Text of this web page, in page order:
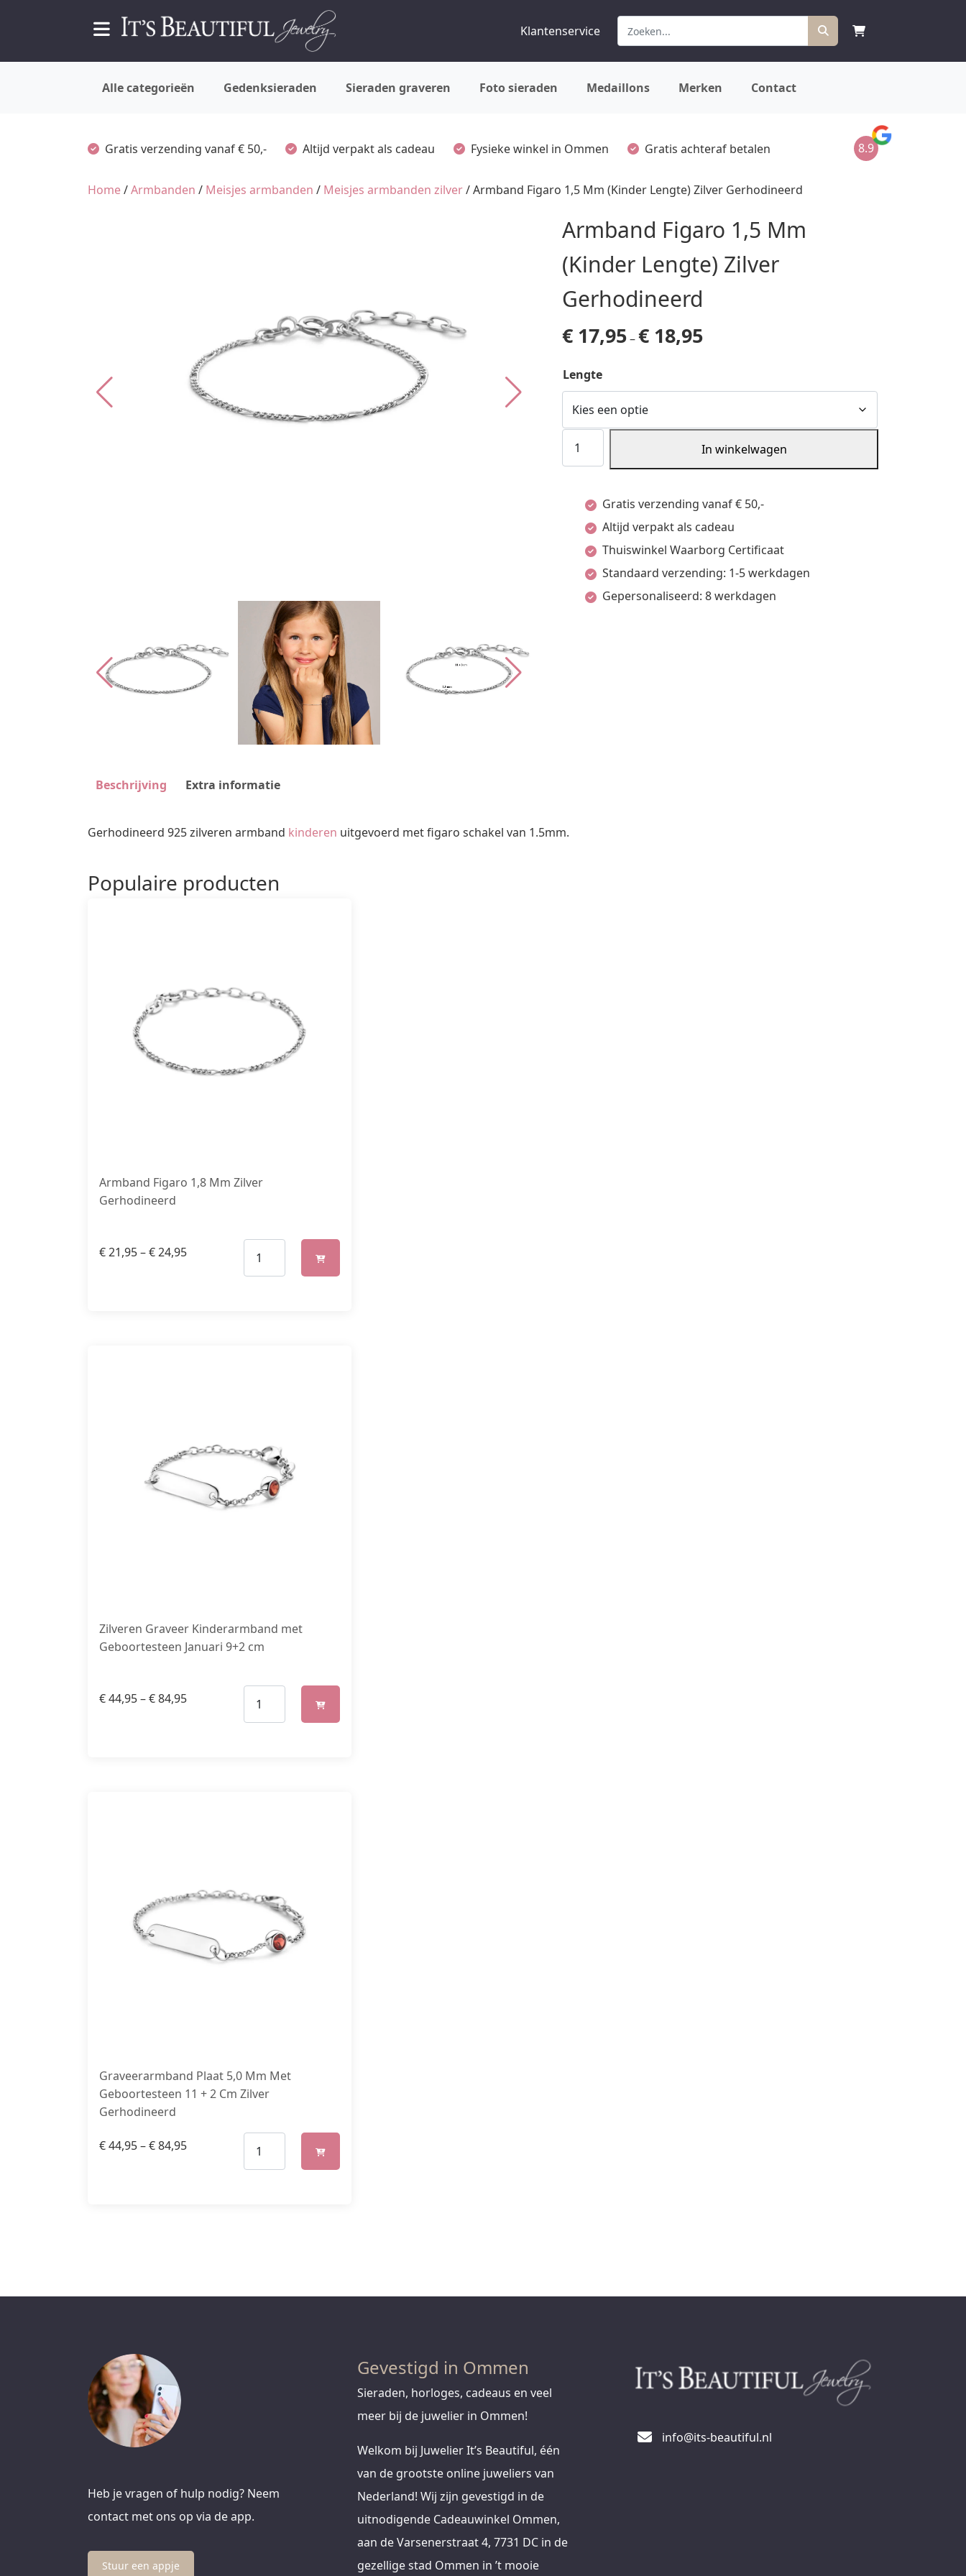
Klantenservice
Alle categorieën Gedenksieraden Sieraden graveren Foto sieraden Medaillons Merken Contact
Gratis verzending vanaf € 50,- Altijd verpakt als cadeau Fysieke winkel in Ommen Gratis achteraf betalen 8.9
Home/Armbanden / Meisjes armbanden / Meisjes armbanden zilver/ Armband Figaro 1,5 Mm (Kinder Lengte) Zilver Gerhodineerd
Armband Figaro 1,5 Mm
(Kinder Lengte) Zilver
Gerhodineerd
€ 17,95–€ 18,95
Lengte
Armband
Figaro
(Kinder
Lengte)
Zilver
Gerhodineerd
In winkelwagen
Gratis verzending vanaf € 50,-
Altijd verpakt als cadeau
Thuiswinkel Waarborg Certificaat
Standaard verzending: 1-5 werkdagen
Gepersonaliseerd: 8 werkdagen
Beschrijving Extra informatie
Gerhodineerd 925 zilveren armband kinderen uitgevoerd met figaro schakel van 1.5mm.
Populaire producten
Armband Figaro 1,8 Mm Zilver
Gerhodineerd
€21,95–€24,95
Zilveren Graveer Kinderarmband met
Geboortesteen Januari 9+2 cm
€44,95–€84,95
Graveerarmband Plaat 5,0 Mm Met
Geboortesteen 11 + 2 Cm Zilver
Gerhodineerd
€44,95–€84,95
Heb je vragen of hulp nodig? Neem
contact met ons op via de app.
Stuur een appje
Gevestigd in Ommen
Sieraden, horloges, cadeaus en veel
meer bij de juwelier in Ommen!
Welkom bij Juwelier It’s Beautiful, één
van de grootste online juweliers van
Nederland! Wij zijn gevestigd in de
uitnodigende Cadeauwinkel Ommen,
aan de Varsenerstraat 4, 7731 DC in de
gezellige stad Ommen in ’t mooie
info@its-beautiful.nl